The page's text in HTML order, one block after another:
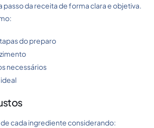
passo da receita de forma clara e objetiva.
do preparo
necessários
cada ingrediente considerando: